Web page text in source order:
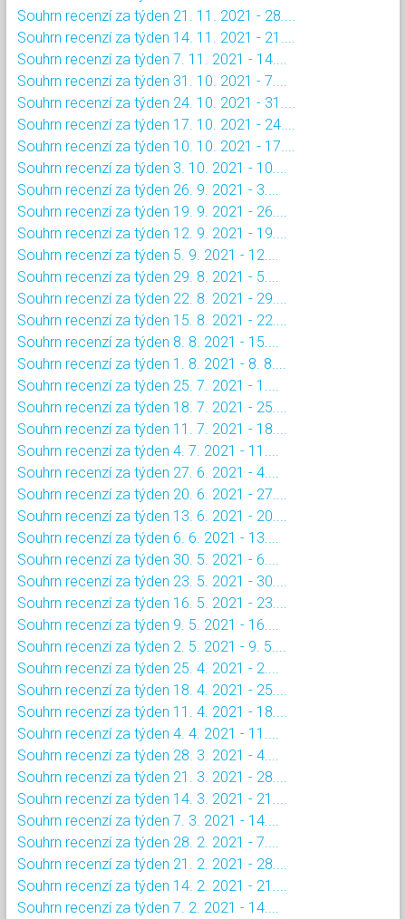
Souhrn recenzí za týden 21. 11. 2021 - 28....
Souhrn recenzí za týden 14. 11. 2021 - 21....
Souhrn recenzí za týden 7. 11. 2021 - 14....
Souhrn recenzí za týden 31. 10. 2021 - 7....
Souhrn recenzí za týden 24. 10. 2021 - 31....
Souhrn recenzí za týden 17. 10. 2021 - 24....
Souhrn recenzí za týden 10. 10. 2021 - 17....
Souhrn recenzí za týden 3. 10. 2021 - 10....
Souhrn recenzí za týden 26. 9. 2021 - 3....
Souhrn recenzí za týden 19. 9. 2021 - 26....
Souhrn recenzí za týden 12. 9. 2021 - 19....
Souhrn recenzí za týden 5. 9. 2021 - 12....
Souhrn recenzí za týden 29. 8. 2021 - 5....
Souhrn recenzí za týden 22. 8. 2021 - 29....
Souhrn recenzí za týden 15. 8. 2021 - 22....
Souhrn recenzí za týden 8. 8. 2021 - 15....
Souhrn recenzí za týden 1. 8. 2021 - 8. 8....
Souhrn recenzí za týden 25. 7. 2021 - 1....
Souhrn recenzí za týden 18. 7. 2021 - 25....
Souhrn recenzí za týden 11. 7. 2021 - 18....
Souhrn recenzí za týden 4. 7. 2021 - 11....
Souhrn recenzí za týden 27. 6. 2021 - 4....
Souhrn recenzí za týden 20. 6. 2021 - 27....
Souhrn recenzí za týden 13. 6. 2021 - 20....
Souhrn recenzí za týden 6. 6. 2021 - 13....
Souhrn recenzí za týden 30. 5. 2021 - 6....
Souhrn recenzí za týden 23. 5. 2021 - 30....
Souhrn recenzí za týden 16. 5. 2021 - 23....
Souhrn recenzí za týden 9. 5. 2021 - 16....
Souhrn recenzí za týden 2. 5. 2021 - 9. 5....
Souhrn recenzí za týden 25. 4. 2021 - 2....
Souhrn recenzí za týden 18. 4. 2021 - 25....
Souhrn recenzí za týden 11. 4. 2021 - 18....
Souhrn recenzí za týden 4. 4. 2021 - 11....
Souhrn recenzí za týden 28. 3. 2021 - 4....
Souhrn recenzí za týden 21. 3. 2021 - 28....
Souhrn recenzí za týden 14. 3. 2021 - 21....
Souhrn recenzí za týden 7. 3. 2021 - 14....
Souhrn recenzí za týden 28. 2. 2021 - 7....
Souhrn recenzí za týden 21. 2. 2021 - 28....
Souhrn recenzí za týden 14. 2. 2021 - 21....
Souhrn recenzí za týden 7. 2. 2021 - 14....